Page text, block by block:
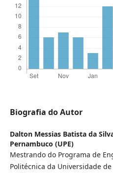
Biografia do Autor
Dalton Messias Batista da
Pernambuco (UPE)
Mestrando do Programa de
Politécnica da Universidade